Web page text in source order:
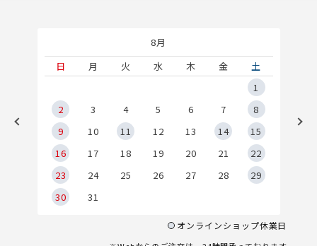
8月
日
月 火 水 木 金
土
1
2
3 4 5 6 7
8
9
10 11 12 13 14
15
16
17 18 19 20 21
22
23
24 25 26 27 28
29
30
31
オンラインショップ休業日